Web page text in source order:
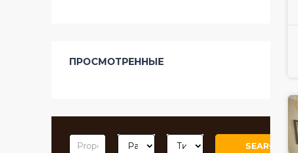
ПРОСМОТРЕННЫЕ
SEARCH